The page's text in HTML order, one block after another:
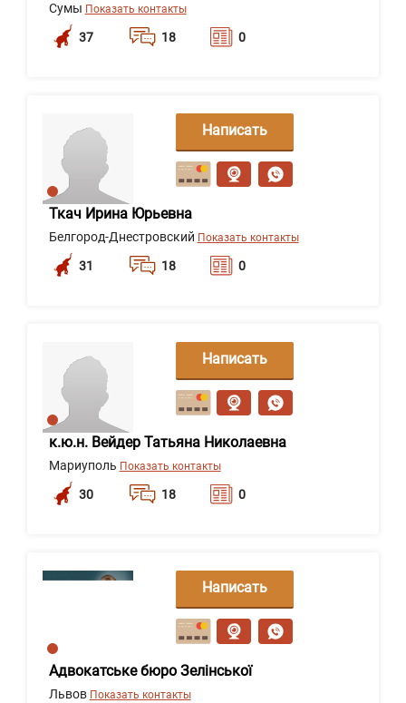
Сумы Показать контакты
37 18 0
Ткач Ирина Юрьевна
Белгород-Днестровский Показать контакты
31 18 0
Написать
сообщение
к.ю.н. Вейдер Татьяна Николаевна
Мариуполь Показать контакты
30 18 0
Написать
сообщение
Адвокатське бюро Зелінської
Львов Показать контакты
Написать
сообщение